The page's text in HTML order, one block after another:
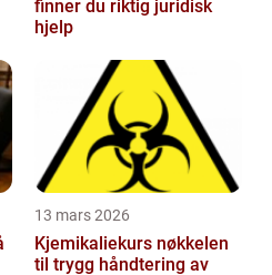
finner du riktig juridisk
hjelp
13 mars 2026
Kjemikaliekurs nøkkelen
til trygg håndtering av